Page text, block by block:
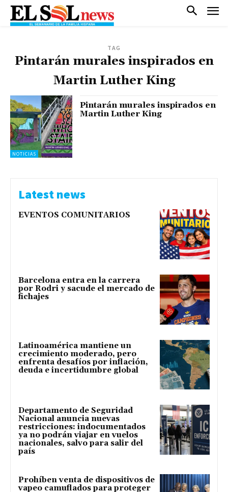
TAG
Pintarán murales inspirados en
Martin Luther King
NOTICIAS
Pintarán murales inspirados en
Martin Luther King
Latest news
EVENTOS COMUNITARIOS
Barcelona entra en la carrera
por Rodri y sacude el mercado de
fichajes
Latinoamérica mantiene un
crecimiento moderado, pero
enfrenta desafíos por inflación,
deuda e incertidumbre global
Departamento de Seguridad
Nacional anuncia nuevas
restricciones: indocumentados
ya no podrán viajar en vuelos
nacionales, salvo para salir del
país
Prohíben venta de dispositivos de
vapeo camuflados para proteger